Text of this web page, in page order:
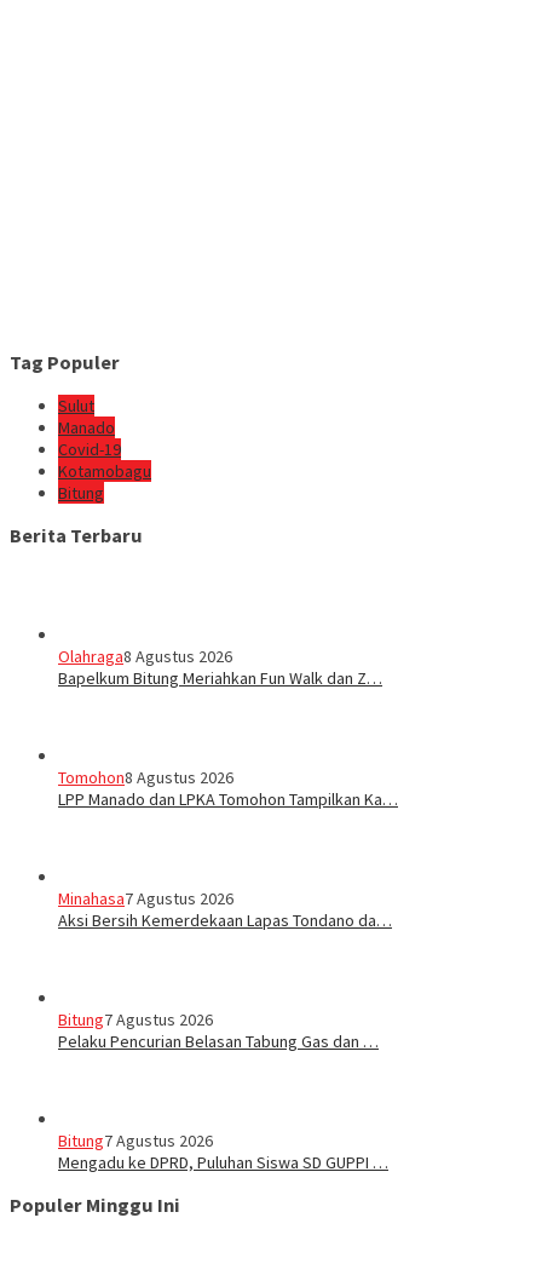
Tag Populer
Sulut
Manado
Covid-19
Kotamobagu
Bitung
Berita Terbaru
Olahraga8 Agustus 2026
Bapelkum Bitung Meriahkan Fun Walk dan Z…
Tomohon8 Agustus 2026
LPP Manado dan LPKA Tomohon Tampilkan Ka…
Minahasa7 Agustus 2026
Aksi Bersih Kemerdekaan Lapas Tondano da…
Bitung7 Agustus 2026
Pelaku Pencurian Belasan Tabung Gas dan …
Bitung7 Agustus 2026
Mengadu ke DPRD, Puluhan Siswa SD GUPPI …
Populer Minggu Ini